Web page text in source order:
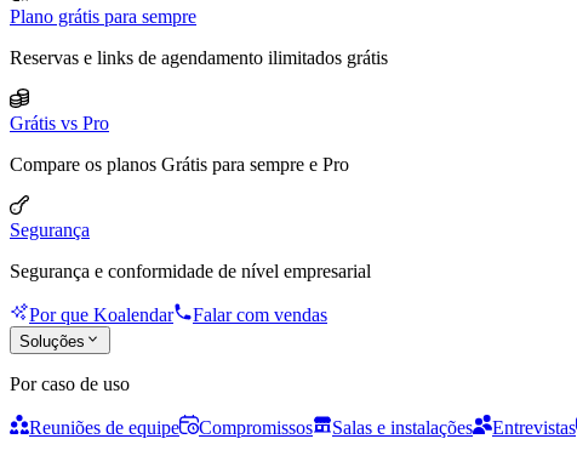
Plano grátis para sempre
Reservas e links de agendamento ilimitados grátis
Grátis vs Pro
Compare os planos Grátis para sempre e Pro
Segurança
Segurança e conformidade de nível empresarial
Por que Koalendar Falar com vendas
Soluções
Por caso de uso
Reuniões de equipe Compromissos Salas e instalações Entrevistas